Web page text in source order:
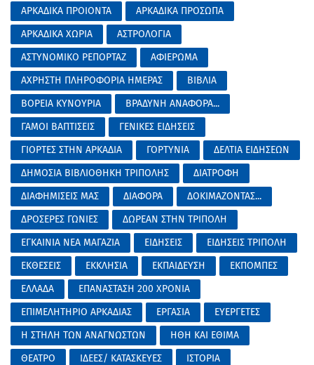
ΑΡΚΑΔΙΚΑ ΠΡΟΙΟΝΤΑ
ΑΡΚΑΔΙΚΑ ΠΡΟΣΩΠΑ
ΑΡΚΑΔΙΚΑ ΧΩΡΙΑ
ΑΣΤΡΟΛΟΓΙΑ
ΑΣΤΥΝΟΜΙΚΟ ΡΕΠΟΡΤΑΖ
ΑΦΙΕΡΩΜΑ
ΑΧΡΗΣΤΗ ΠΛΗΡΟΦΟΡΙΑ ΗΜΕΡΑΣ
ΒΙΒΛΙΑ
ΒΟΡΕΙΑ ΚΥΝΟΥΡΙΑ
ΒΡΑΔΥΝΗ ΑΝΑΦΟΡΑ...
ΓΑΜΟΙ ΒΑΠΤΙΣΕΙΣ
ΓΕΝΙΚΕΣ ΕΙΔΗΣΕΙΣ
ΓΙΟΡΤΕΣ ΣΤΗΝ ΑΡΚΑΔΙΑ
ΓΟΡΤΥΝΙΑ
ΔΕΛΤΙΑ ΕΙΔΗΣΕΩΝ
ΔΗΜΟΣΙΑ ΒΙΒΛΙΟΘΗΚΗ ΤΡΙΠΟΛΗΣ
ΔΙΑΤΡΟΦΗ
ΔΙΑΦΗΜΙΣΕΙΣ ΜΑΣ
ΔΙΑΦΟΡΑ
ΔΟΚΙΜΑΖΟΝΤΑΣ...
ΔΡΟΣΕΡΕΣ ΓΩΝΙΕΣ
ΔΩΡΕΑΝ ΣΤΗΝ ΤΡΙΠΟΛΗ
ΕΓΚΑΙΝΙΑ ΝΕΑ ΜΑΓΑΖΙΑ
ΕΙΔΗΣΕΙΣ
ΕΙΔΗΣΕΙΣ ΤΡΙΠΟΛΗ
ΕΚΘΕΣΕΙΣ
ΕΚΚΛΗΣΙΑ ΕΚΠΑΙΔΕΥΣΗ
ΕΚΠΟΜΠΕΣ
ΕΛΛΑΔΑ
ΕΠΑΝΑΣΤΑΣΗ 200 ΧΡΟΝΙΑ
ΕΠΙΜΕΛΗΤΗΡΙΟ ΑΡΚΑΔΙΑΣ
ΕΡΓΑΣΙΑ
ΕΥΕΡΓΕΤΕΣ
Η ΣΤΗΛΗ ΤΩΝ ΑΝΑΓΝΩΣΤΩΝ
ΗΘΗ ΚΑΙ ΕΘΙΜΑ
ΘΕΑΤΡΟ
ΙΔΕΕΣ/ ΚΑΤΑΣΚΕΥΕΣ
ΙΣΤΟΡΙΑ